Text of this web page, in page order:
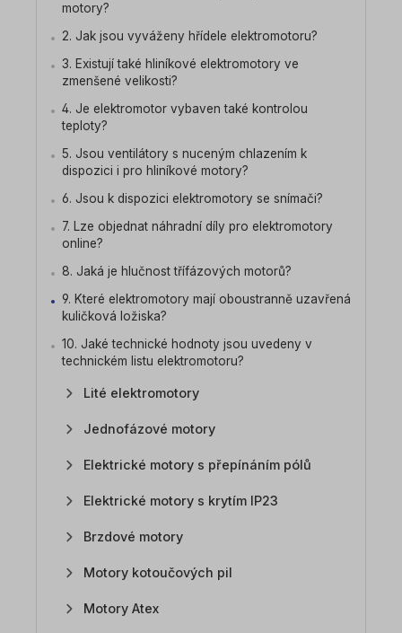
motory?
2. Jak jsou vyváženy hřídele elektromotoru?
3. Existují také hliníkové elektromotory ve
zmenšené velikosti?
4. Je elektromotor vybaven také kontrolou
teploty?
5. Jsou ventilátory s nuceným chlazením k
dispozici i pro hliníkové motory?
6. Jsou k dispozici elektromotory se snímači?
7. Lze objednat náhradní díly pro elektromotory
online?
8. Jaká je hlučnost třífázových motorů?
9. Které elektromotory mají oboustranně uzavřená
kuličková ložiska?
10. Jaké technické hodnoty jsou uvedeny v
technickém listu elektromotoru?
Lité elektromotory
Jednofázové motory
Elektrické motory s přepínáním pólů
Elektrické motory s krytím IP23
Brzdové motory
Motory kotoučových pil
Motory Atex